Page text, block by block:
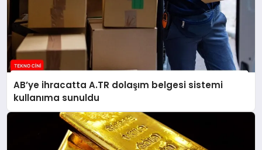
AB’ye ihracatta A.TR dolaşım belgesi sistemi
kullanıma sunuldu